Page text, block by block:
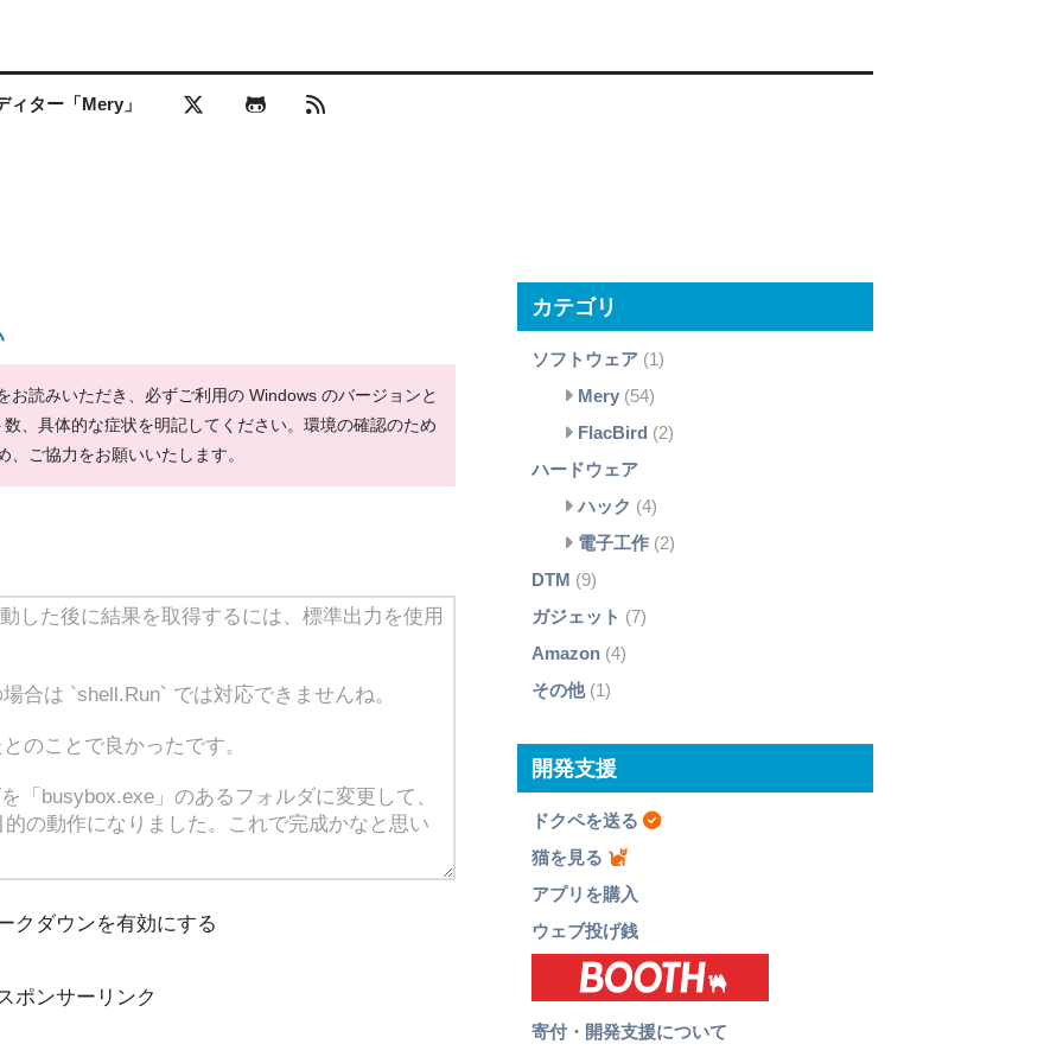
ィター「Mery」
お読みいただき、必ずご利用の Windows のバージョンと
、具体的な症状を明記してください。環境の確認のため
ご協力をお願いいたします。
クダウンを有効にする
ポンサーリンク
カテゴリ
ソフトウェア(1)
Mery (54)
FlacBird (2)
ハードウェア
ハック (4)
電子工作 (2)
DTM (9)
ガジェット (7)
Amazon(4)
その他(1)
開発支援
ドクペを送る
猫を見る
アプリを購入
ウェブ投げ銭
寄付・開発支援について